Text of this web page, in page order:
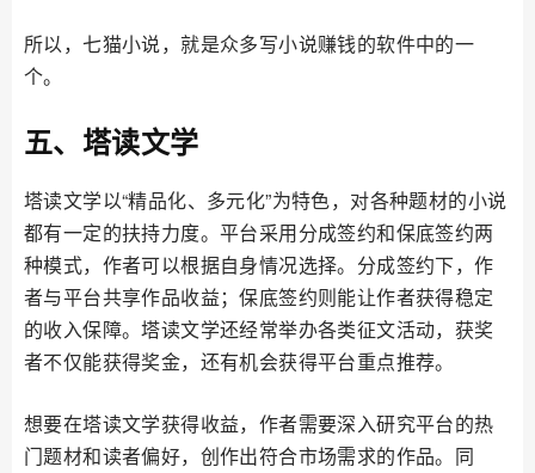
所以，七猫小说，就是众多写小说赚钱的软件中的一
个。
五、塔读文学
塔读文学以“精品化、多元化”为特色，对各种题材的小说
都有一定的扶持力度。平台采用分成签约和保底签约两
种模式，作者可以根据自身情况选择。分成签约下，作
者与平台共享作品收益；保底签约则能让作者获得稳定
的收入保障。塔读文学还经常举办各类征文活动，获奖
者不仅能获得奖金，还有机会获得平台重点推荐。
想要在塔读文学获得收益，作者需要深入研究平台的热
门题材和读者偏好，创作出符合市场需求的作品。同